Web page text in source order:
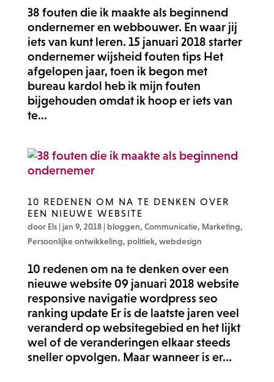
38 fouten die ik maakte als beginnend
ondernemer en webbouwer. En waar jij
iets van kunt leren. 15 januari 2018 starter
ondernemer wijsheid fouten tips Het
afgelopen jaar, toen ik begon met
bureau kardol heb ik mijn fouten
bijgehouden omdat ik hoop er iets van
te...
10 REDENEN OM NA TE DENKEN OVER
EEN NIEUWE WEBSITE
door Els| jan 9, 2018| bloggen, Communicatie, Marketing,
Persoonlijke ontwikkeling, politiek, webdesign
10 redenen om na te denken over een
nieuwe website 09 januari 2018 website
responsive navigatie wordpress seo
ranking update Er is de laatste jaren veel
veranderd op websitegebied en het lijkt
wel of de veranderingen elkaar steeds
sneller opvolgen. Maar wanneer is er...